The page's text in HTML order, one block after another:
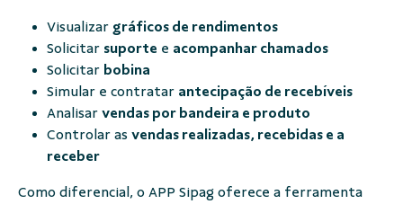
Visualizar gráficos de rendimentos
Solicitar suporte e acompanhar chamados
Solicitar bobina
Simular e contratar antecipação de recebíveis
Analisar vendas por bandeira e produto
Controlar as vendas realizadas, recebidas e a
receber
Como diferencial, o APP Sipag oferece a ferramenta